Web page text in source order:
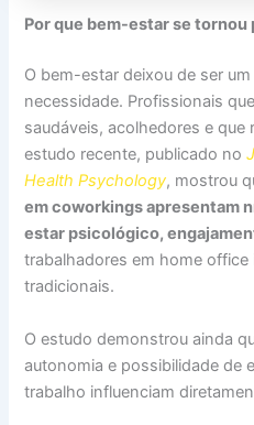
Por que bem-estar se tornou
O bem-estar deixou de ser
necessidade. Profissionais
saudáveis, acolhedores e
estudo recente, publicado no
Health Psychology, mostrou
em coworkings apresentam
estar psicológico,
trabalhadores em home
tradicionais.
O estudo demonstrou ainda
autonomia e possibilidade de
trabalho influenciam